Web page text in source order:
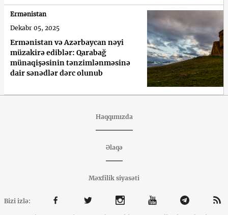
Ermənistan və Azərbaycan nəyi
müzakirə ediblər: Qarabağ
münaqişəsinin tənzimlənməsinə
dair sənədlər dərc olunub
Ermənistan
Dekabr 05, 2025
Haqqımızda
Əlaqə
Məxfilik siyasəti
Bizi izlə: